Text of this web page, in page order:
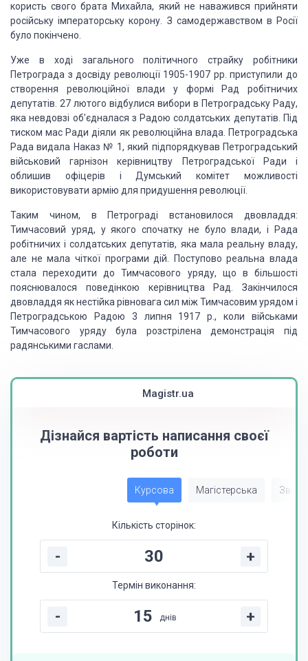
користь свого брата Михайла, який не наважився прийняти
російську імператорську корону. З самодержавством в Росії
було покінчено.
Уже в ході загального політичного страйку робітники
Петрограда з досвіду революції 1905-1907 рр. приступили до
створення революційної влади у формі Рад робітничих
депутатів. 27 лютого відбулися вибори в Петроградську Раду,
яка невдовзі об’єдналася з Радою солдатських депутатів.
Під
тиском мас Ради діяли як революційна влада. Петроградська
Рада видала Наказ № 1, який підпорядкував Петроградський
військовий гарнізон керівництву ПетроградськоїРади і
облишив офіцерів і Думський комітет можливості
використовувати армію для придушення революції.
Таким чином, в Петрограді встановилося двовладдя:
Тимчасовий уряд, у якого спочатку не було влади, і Рада
робітничих і солдатських депутатів, яка мала реальну владу,
але не мала чіткої програми дій. Поступово реальна влада
стала переходити до Тимчасового уряду, що в більшості
пояснювалося поведінкою керівництва Рад. Закінчилося
двовладдя як нестійка рівновага сил між Тимчасовим урядом і
Петроградською Радою 3 липня 1917 р., коли військами
Тимчасового урядубула розстрілена демонстрація під
радянськими гаслами.
Magistr.ua
Дізнайся вартість написання своєї
роботи
Курсова Магістерська Звіт
Кількість сторінок:
- +
Термін виконання:
- днів +